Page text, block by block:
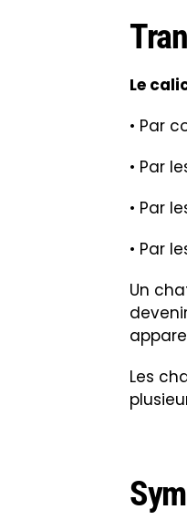
Le
• Par
• Par
• Par
• Par
Un
Les